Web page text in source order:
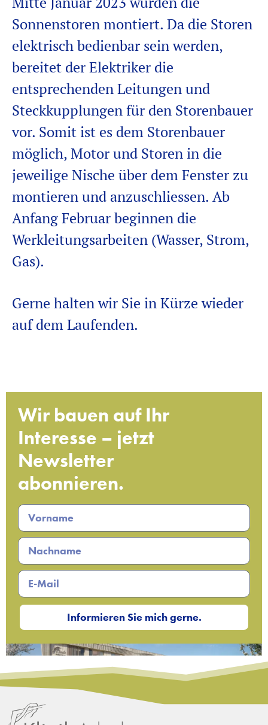
Sonnenstoren montiert. Da die Storen
elektrisch bedienbar sein werden,
bereitet der Elektriker die
entsprechenden Leitungen und
Steckkupplungen für den Storenbauer
vor. Somit ist es dem Storenbauer
möglich, Motor und Storen in die
jeweilige Nische über dem Fenster zu
montieren und anzuschliessen. Ab
Anfang Februar beginnen die
Werkleitungsarbeiten (Wasser, Strom,
Gas).
Gerne halten wir Sie in Kürze wieder
auf dem Laufenden.
Wir bauen auf Ihr
Interesse – jetzt
Newsletter
abonnieren.
Informieren Sie mich gerne.